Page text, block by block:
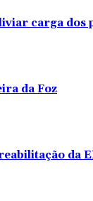
carga dos
da Foz
da